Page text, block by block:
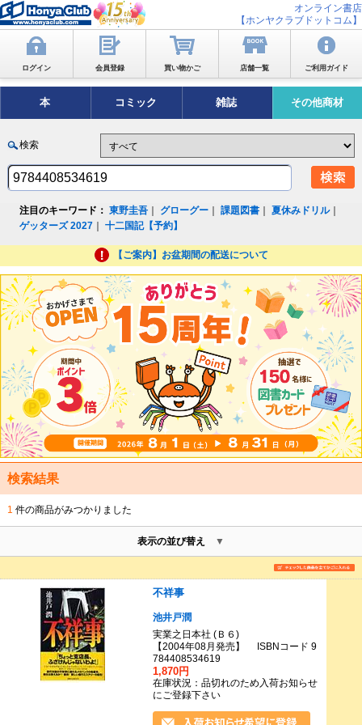
オンライン書店
【ホンヤクラブドットコム】
ログイン 会員登録 買い物かご 店舗一覧 ご利用ガイド
本 コミック 雑誌 その他商材
検索
注目のキーワード： 東野圭吾 グローグー ｜課題図書 ｜夏休みドリル｜
ゲッターズ 2027 ｜十二国記【予約】
【ご案内】お盆期間の配送について
検索結果
1 件の商品がみつかりました
表示の並び替え
不祥事
池井戸潤
実業之日本社 (Ｂ６)
【2004年08月発売】 ISBNコード 9
784408534619
1,870円
在庫状況：品切れのため入荷お知らせ
にご登録下さい